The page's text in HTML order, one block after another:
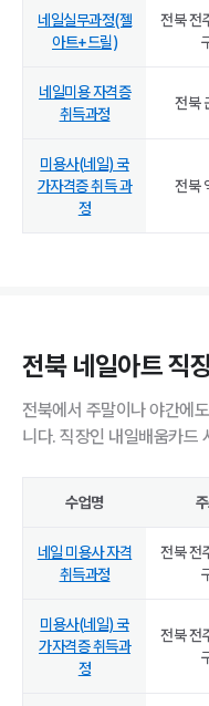
네일실무과정(젤
아트+드릴)
전북 전
네일미용 자격증
취득과정
전북
미용사(네일) 국
가자격증 취득 과
정
전북
전북 네일아트 직
전북에서 주말이나 야간에
니다. 직장인 내일배움카드
수업명
네일 미용사 자격
취득과정
전북 전
미용사(네일) 국
가자격증 취득과
정
전북 전